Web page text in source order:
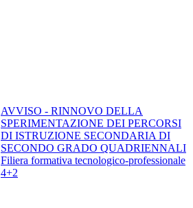
AVVISO - RINNOVO DELLA
SPERIMENTAZIONE DEI PERCORSI
DI ISTRUZIONE SECONDARIA DI
SECONDO GRADO QUADRIENNALI
Filiera formativa tecnologico-professionale
4+2